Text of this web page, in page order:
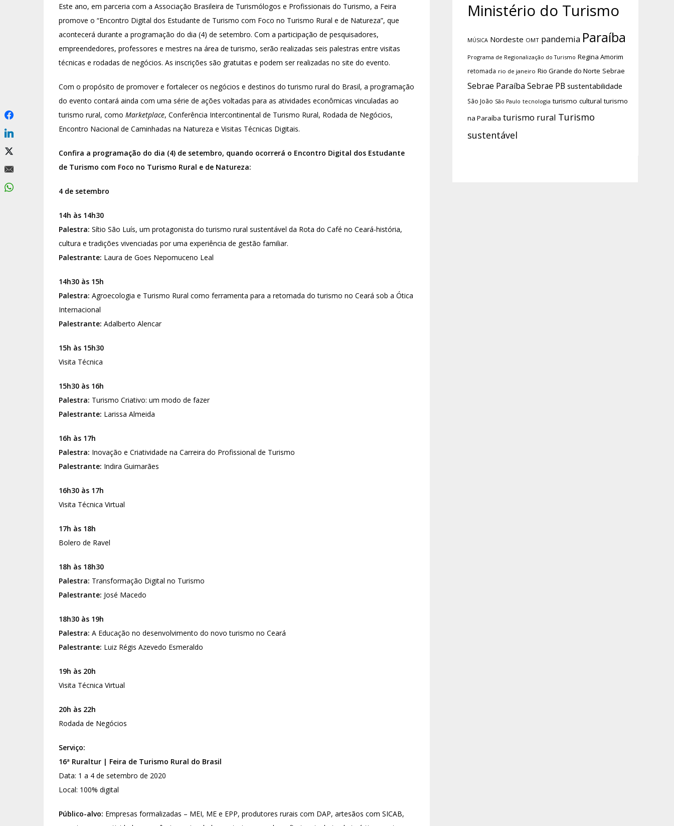
Este ano, em parceria com a Associação Brasileira de Turismólogos e Profissionais do Turismo, a Feira
promove o “Encontro Digital dos Estudante de Turismo com Foco no Turismo Rural e de Natureza”, que
acontecerá durante a programação do dia (4) de setembro. Com a participação de pesquisadores,
empreendedores, professores e mestres na área de turismo, serão realizadas seis palestras entre visitas
técnicas e rodadas de negócios. As inscrições são gratuitas e podem ser realizadas no site do evento.
Com o propósito de promover e fortalecer os negócios e destinos do turismo rural do Brasil, a programação
do evento contará ainda com uma série de ações voltadas para as atividades econômicas vinculadas ao
turismo rural, como Marketplace, Conferência Intercontinental de Turismo Rural, Rodada de Negócios,
Encontro Nacional de Caminhadas na Natureza e Visitas Técnicas Digitais.
Confira a programação do dia (4) de setembro, quando ocorrerá o Encontro Digital dos Estudante
de Turismo com Foco no Turismo Rural e de Natureza:
4 de setembro
14h às 14h30
Palestra: Sítio São Luís, um protagonista do turismo rural sustentável da Rota do Café no Ceará-história,
cultura e tradições vivenciadas por uma experiência de gestão familiar.
Palestrante: Laura de Goes Nepomuceno Leal
14h30 às 15h
Palestra: Agroecologia e Turismo Rural como ferramenta para a retomada do turismo no Ceará sob a Ótica
Internacional
Palestrante: Adalberto Alencar
15h às 15h30
Visita Técnica
15h30 às 16h
Palestra: Turismo Criativo: um modo de fazer
Palestrante: Larissa Almeida
16h às 17h
Palestra: Inovação e Criatividade na Carreira do Profissional de Turismo
Palestrante: Indira Guimarães
16h30 às 17h
Visita Técnica Virtual
17h às 18h
Bolero de Ravel
18h às 18h30
Palestra: Transformação Digital no Turismo
Palestrante: José Macedo
18h30 às 19h
Palestra: A Educação no desenvolvimento do novo turismo no Ceará
Palestrante: Luiz Régis Azevedo Esmeraldo
19h às 20h
Visita Técnica Virtual
20h às 22h
Rodada de Negócios
Serviço:
16ª Ruraltur | Feira de Turismo Rural do Brasil
Data: 1 a 4 de setembro de 2020
Local: 100% digital
Público-alvo: Empresas formalizadas – MEI, ME e EPP, produtores rurais com DAP, artesãos com SICAB,
Ministério do Turismo
MÚSICA Nordeste OMT pandemia Paraíba
Programa de Regionalização do Turismo Regina Amorim
retomada rio de janeiro Rio Grande do Norte Sebrae
Sebrae Paraíba Sebrae PB sustentabilidade
São João São Paulo tecnologia turismo cultural turismo
na Paraíba turismo rural Turismo
sustentável